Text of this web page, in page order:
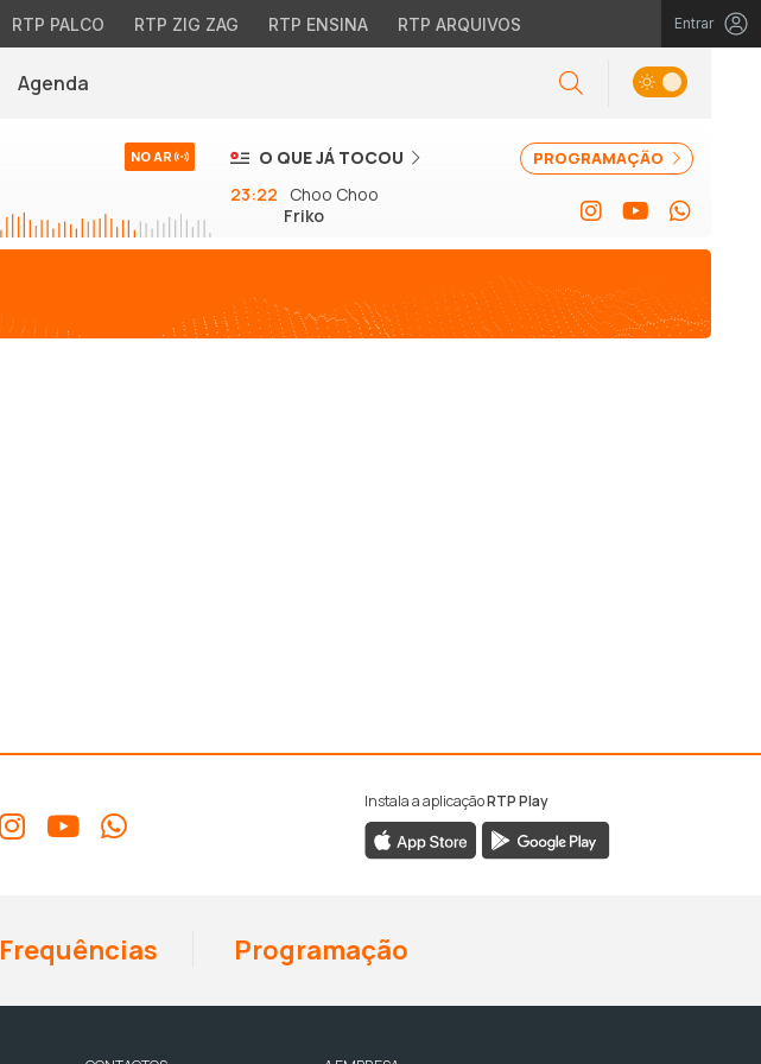
RTP PALCO RTP ZIG ZAG RTP ENSINA RTP ARQUIVOS Entrar
Agenda
NO AR PROGRAMAÇÃO
O QUE JÁ TOCOU
23:22
Choo Choo
Friko
Instala a aplicaçãoRTP Play
Frequências Programação